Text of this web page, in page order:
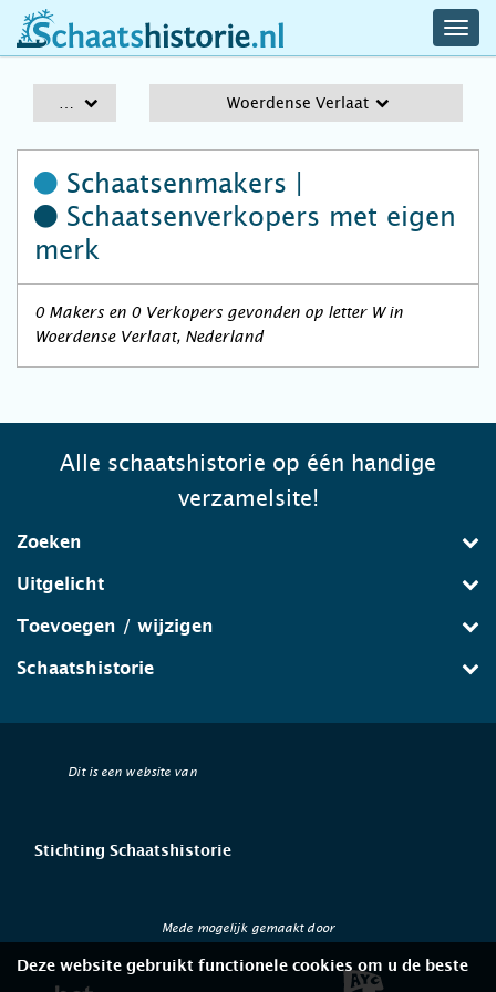
schaatshistorie.nl
Woerdense Verlaat
Schaatsenmakers |
Schaatsenverkopers met eigen
merk
0 Makers en 0 Verkopers gevonden op letter W in
Woerdense Verlaat, Nederland
Alle schaatshistorie op één handige
verzamelsite!
Zoeken
Uitgelicht
Toevoegen / wijzigen
Schaatshistorie
Dit is een website van
Stichting Schaatshistorie
Mede mogelijk gemaakt door
Deze website gebruikt functionele cookies om u de beste